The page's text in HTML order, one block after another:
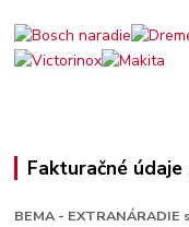
Fakturačné údaje
BEMA - EXTRANÁRADIE